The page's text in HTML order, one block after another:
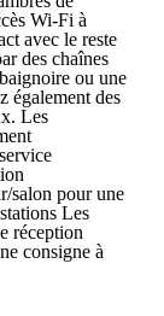
Wi-Fi à
avec le reste
des chaînes
ou une
également des
Les
salon pour une
Les
réception
consigne à